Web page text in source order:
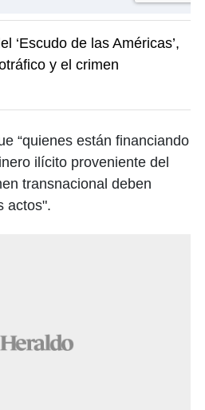
‘Escudo de las Américas’,
y el crimen
“quienes están financiando
ilícito proveniente del
transnacional deben
actos".